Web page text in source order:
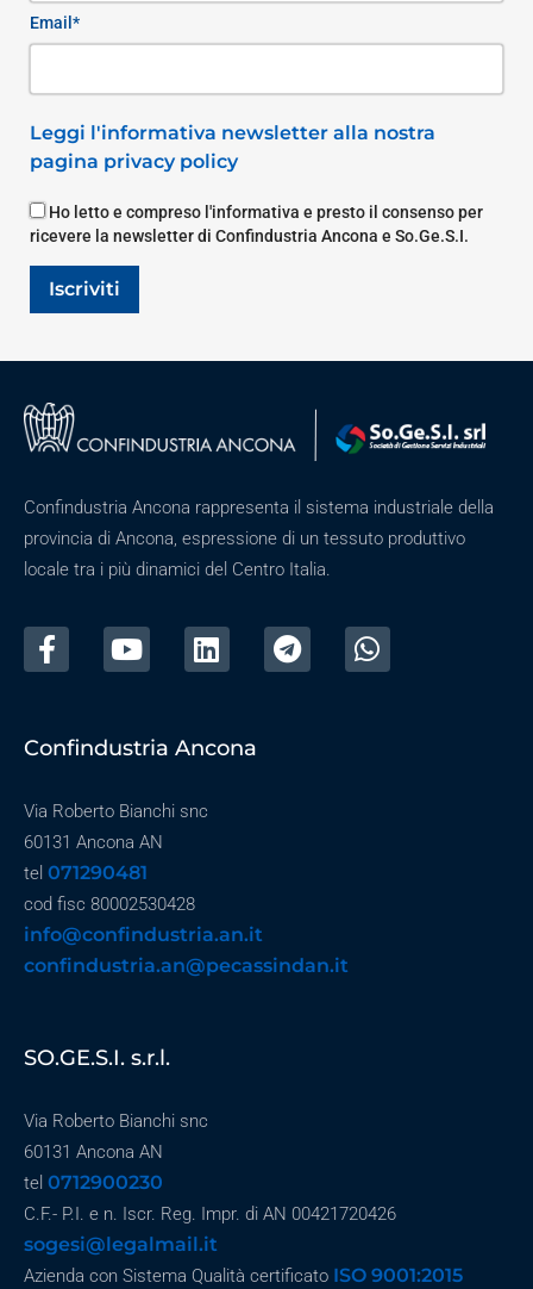
Email*
Leggi l'informativa newsletter alla nostra
pagina privacy policy
Ho letto e compreso l'informativa e presto il consenso per
ricevere la newsletter di Confindustria Ancona e So.Ge.S.I.
Iscriviti
Confindustria Ancona rappresenta il sistema industriale della
provincia di Ancona, espressione di un tessuto produttivo
locale tra i più dinamici del Centro Italia.
Confindustria Ancona
Via Roberto Bianchi snc
60131 Ancona AN
tel 071290481
cod fisc 80002530428
info@confindustria.an.it
confindustria.an@pecassindan.it
SO.GE.S.I. s.r.l.
Via Roberto Bianchi snc
60131 Ancona AN
tel 0712900230
C.F.- P.I. e n. Iscr. Reg. Impr. di AN 00421720426
sogesi@legalmail.it
Azienda con Sistema Qualità certificato ISO 9001:2015